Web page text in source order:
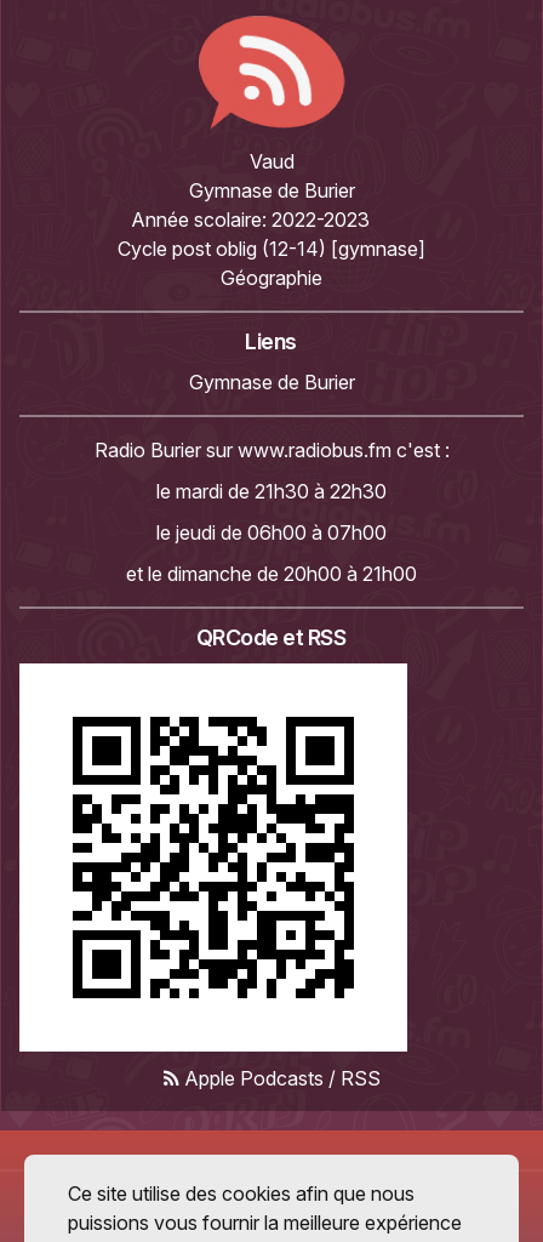
Vaud
Gymnase de Burier
Année scolaire: 2022-2023
Cycle post oblig (12-14) [gymnase]
Géographie
Liens
Gymnase de Burier
Radio Burier sur www.radiobus.fmc'est :
le mardi de 21h30 à 22h30
le jeudi de 06h00 à 07h00
et le dimanche de 20h00 à 21h00
QRCode et RSS
Apple Podcasts / RSS
Ce site utilise des cookies afin que nous
puissions vous fournir la meilleure expérience